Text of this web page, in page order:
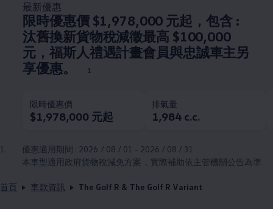
最新優惠
限時優惠價 $1,978,000 元起，包含 :
汰舊換新貨物稅減徵最高 $100,000
元，福斯人禮遇計畫會員與忠誠車主另
享優惠。
1
限時優惠價
$1,978,000 元起
排氣量
1,984 c.c.
1.
優惠適用期間 : 2026 / 08 / 01 - 2026 / 08 / 31
本車型適用政府貨物稅減免方案，實際補助依主管機關公告為準
首頁 車款資訊 The Golf R & The Golf R Variant​